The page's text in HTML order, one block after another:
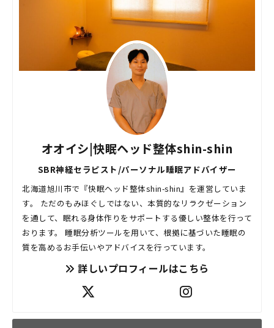
オオイシ|快眠ヘッド整体shin-shin
SBR神経セラピスト/パーソナル睡眠アドバイザー
北海道旭川市で『快眠ヘッド整体shin-shin』を運営していま
す。 ただのもみほぐしではない、本質的なリラクゼーション
を通して、眠れる身体作りをサポートする優しい整体を行って
おります。 睡眠分析ツールを用いて、根拠に基づいた睡眠の
質を高めるお手伝いやアドバイスを行っています。
詳しいプロフィールはこちら